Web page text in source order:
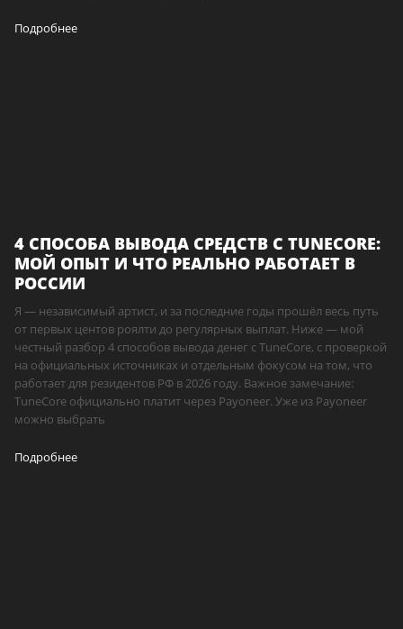
Подробнее
4 СПОСОБА ВЫВОДА СРЕДСТВ С TUNECORE:
МОЙ ОПЫТ И ЧТО РЕАЛЬНО РАБОТАЕТ В
РОССИИ
Я — независимый артист, и за последние годы прошёл весь путь
от первых центов роялти до регулярных выплат. Ниже — мой
честный разбор 4 способов вывода денег с TuneCore, с проверкой
на официальных источниках и отдельным фокусом на том, что
работает для резидентов РФ в 2026 году. Важное замечание:
TuneCore официально платит через Payoneer. Уже из Payoneer
можно выбрать
Подробнее